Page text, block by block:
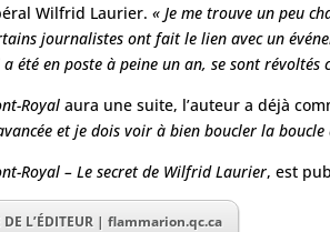
Wilfrid Laurier. « Je me trouve un peu
journalistes ont fait le lien avec un
été en poste à peine un an, se sont révoltés
Royal aura une suite, l’auteur a déjà
et je dois voir à bien boucler la boucle
Royal – Le secret de Wilfrid Laurier, est
DE L’ÉDITEUR | flammarion.qc.ca